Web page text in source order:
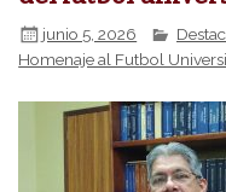
junio 5, 2026
Homenaje al Futbol